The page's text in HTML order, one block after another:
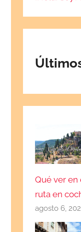
Qué ver en
ruta en
agosto 6,